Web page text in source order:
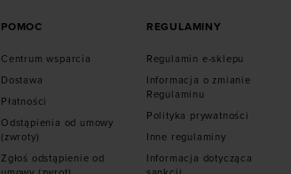
POMOC
Centrum wsparcia
Dostawa
Płatności
Odstąpienia od umowy
(zwroty)
Zgłoś odstąpienie od
REGULAMINY
Regulamin e-sklepu
Informacja o zmianie
Regulaminu
Polityka prywatności
Inne regulaminy
Informacja dotycząca